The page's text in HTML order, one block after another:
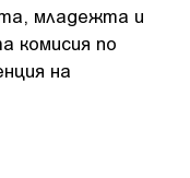
младежта и
комисия по
на